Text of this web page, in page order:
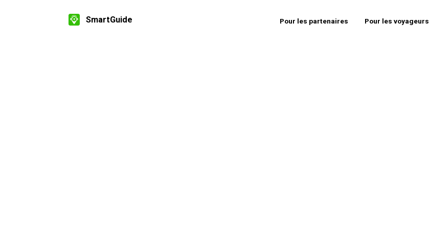
SmartGuide Pour les partenaires Pour les voyageurs